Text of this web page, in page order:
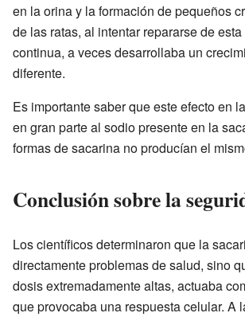
en la orina y la formación de pequeños
de las ratas, al intentar repararse de
continua, a veces desarrollaba un
diferente.
Es importante saber que este efecto en
en gran parte al sodio presente en la
formas de sacarina no producían el
Conclusión sobre la
Los científicos determinaron que la
directamente problemas de salud, sino
dosis extremadamente altas, actuaba
que provocaba una respuesta celular. A